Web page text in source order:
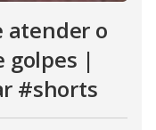
atender o
golpes |
#shorts